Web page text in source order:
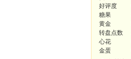
好评度
糖果
黄金
转盘点数
心花
金蛋